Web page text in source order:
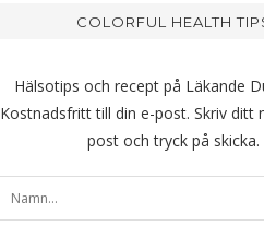
COLORFUL HEALTH
Hälsotips och recept på Läkande
Kostnadsfritt till din e-post. Skriv ditt
post och tryck på skicka.